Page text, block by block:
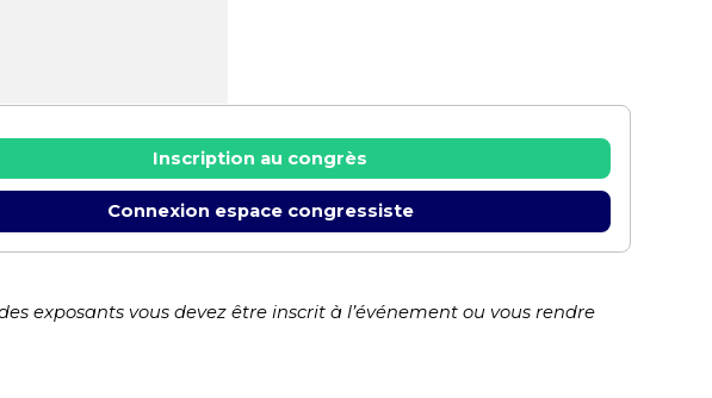
Inscription au congrès
Connexion espace congressiste
exposants vous devez être inscrit à l’événement ou vous rendre